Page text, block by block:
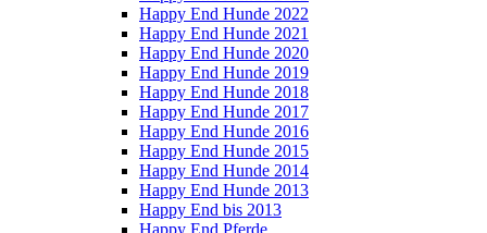
Happy End Hunde 2022
Happy End Hunde 2021
Happy End Hunde 2020
Happy End Hunde 2019
Happy End Hunde 2018
Happy End Hunde 2017
Happy End Hunde 2016
Happy End Hunde 2015
Happy End Hunde 2014
Happy End Hunde 2013
Happy End bis 2013
Happy End Pferde